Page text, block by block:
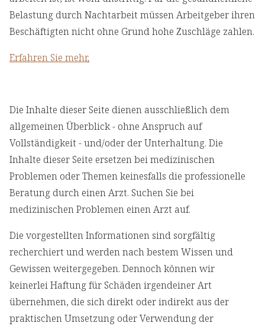
Belastung durch Nachtarbeit müssen Arbeitgeber ihren
Beschäftigten nicht ohne Grund hohe Zuschläge zahlen.
Erfahren Sie mehr.
Die Inhalte dieser Seite dienen ausschließlich dem
allgemeinen Überblick - ohne Anspruch auf
Vollständigkeit - und/oder der Unterhaltung. Die
Inhalte dieser Seite ersetzen bei medizinischen
Problemen oder Themen keinesfalls die professionelle
Beratung durch einen Arzt. Suchen Sie bei
medizinischen Problemen einen Arzt auf.
Die vorgestellten Informationen sind sorgfältig
recherchiert und werden nach bestem Wissen und
Gewissen weitergegeben. Dennoch können wir
keinerlei Haftung für Schäden irgendeiner Art
übernehmen, die sich direkt oder indirekt aus der
praktischen Umsetzung oder Verwendung der